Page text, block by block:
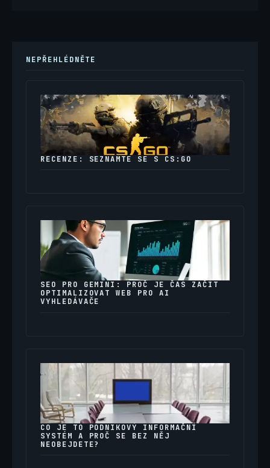
NEPŘEHLÉDNĚTE
RECENZE: SEZNAMTE SE S CS:GO
SEO PRO GEMINI: PROČ JE ČAS ZAČÍT
OPTIMALIZOVAT WEB PRO AI
VYHLEDÁVAČE
CO JE TO PODNIKOVÝ INFORMAČNÍ
SYSTÉM A PROČ SE BEZ NĚJ
NEOBEJDETE?